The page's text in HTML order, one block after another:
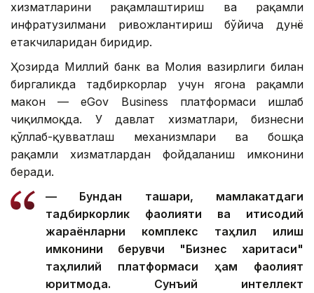
хизматларини рақамлаштириш ва рақамли
инфратузилмани ривожлантириш бўйича дунё
етакчиларидан биридир.
Ҳозирда Миллий банк ва Молия вазирлиги билан
биргаликда тадбиркорлар учун ягона рақамли
макон — eGov Business платформаси ишлаб
чиқилмоқда. У давлат хизматлари, бизнесни
қўллаб-қувватлаш механизмлари ва бошқа
рақамли хизматлардан фойдаланиш имконини
беради.
— Бундан ташқари, мамлакатдаги
тадбиркорлик фаолияти ва иқтисодий
жараёнларни комплекс таҳлил қилиш
имконини берувчи "Бизнес харитаси"
таҳлилий платформаси ҳам фаолият
юритмоқда. Сунъий интеллект